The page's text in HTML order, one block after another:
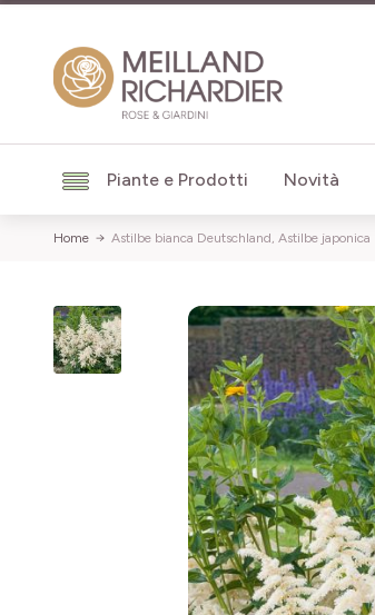
Piante e Prodotti Novità
Home Astilbe bianca Deutschland, Astilbe japonica